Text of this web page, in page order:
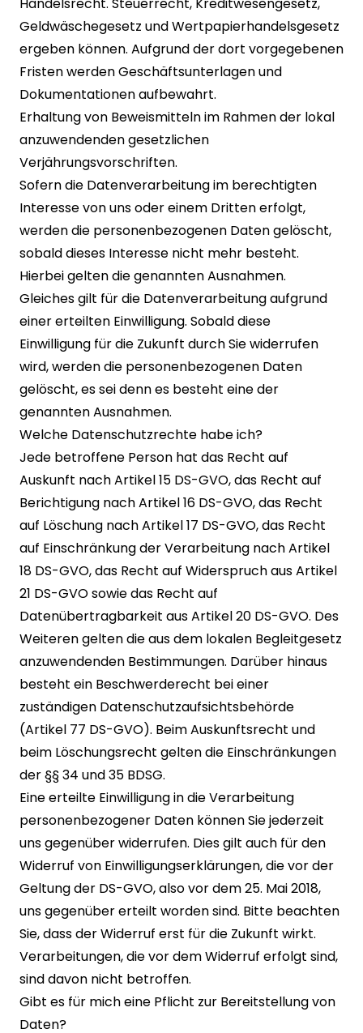
Geldwäschegesetz und Wertpapierhandelsgesetz
ergeben können. Aufgrund der dort vorgegebenen
Fristen werden Geschäftsunterlagen und
Dokumentationen aufbewahrt.
Erhaltung von Beweismitteln im Rahmen der lokal
anzuwendenden gesetzlichen
Verjährungsvorschriften.
Sofern die Datenverarbeitung im berechtigten
Interesse von uns oder einem Dritten erfolgt,
werden die personenbezogenen Daten gelöscht,
sobald dieses Interesse nicht mehr besteht.
Hierbei gelten die genannten Ausnahmen.
Gleiches gilt für die Datenverarbeitung aufgrund
einer erteilten Einwilligung. Sobald diese
Einwilligung für die Zukunft durch Sie widerrufen
wird, werden die personenbezogenen Daten
gelöscht, es sei denn es besteht eine der
genannten Ausnahmen.
Welche Datenschutzrechte habe ich?
Jede betroffene Person hat das Recht auf
Auskunft nach Artikel 15 DS-GVO, das Recht auf
Berichtigung nach Artikel 16 DS-GVO, das Recht
auf Löschung nach Artikel 17 DS-GVO, das Recht
auf Einschränkung der Verarbeitung nach Artikel
18 DS-GVO, das Recht auf Widerspruch aus Artikel
21 DS-GVO sowie das Recht auf
Datenübertragbarkeit aus Artikel 20 DS-GVO. Des
Weiteren gelten die aus dem lokalen Begleitgesetz
anzuwendenden Bestimmungen. Darüber hinaus
besteht ein Beschwerderecht bei einer
zuständigen Datenschutzaufsichtsbehörde
(Artikel 77 DS-GVO). Beim Auskunftsrecht und
beim Löschungsrecht gelten die Einschränkungen
der §§ 34 und 35 BDSG.
Eine erteilte Einwilligung in die Verarbeitung
personenbezogener Daten können Sie jederzeit
uns gegenüber widerrufen. Dies gilt auch für den
Widerruf von Einwilligungserklärungen, die vor der
Geltung der DS-GVO, also vor dem 25. Mai 2018,
uns gegenüber erteilt worden sind. Bitte beachten
Sie, dass der Widerruf erst für die Zukunft wirkt.
Verarbeitungen, die vor dem Widerruf erfolgt sind,
sind davon nicht betroffen.
Gibt es für mich eine Pflicht zur Bereitstellung von
Daten?